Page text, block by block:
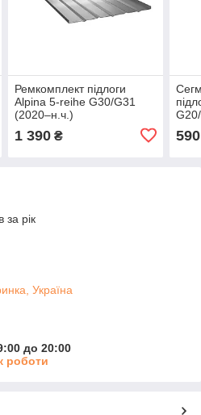
Ремкомплект підлоги
Alpina 5-reihe G30/G31
(2020–н.ч.)
1 390₴ 590
за рік
Україна
до 20:00
роботи